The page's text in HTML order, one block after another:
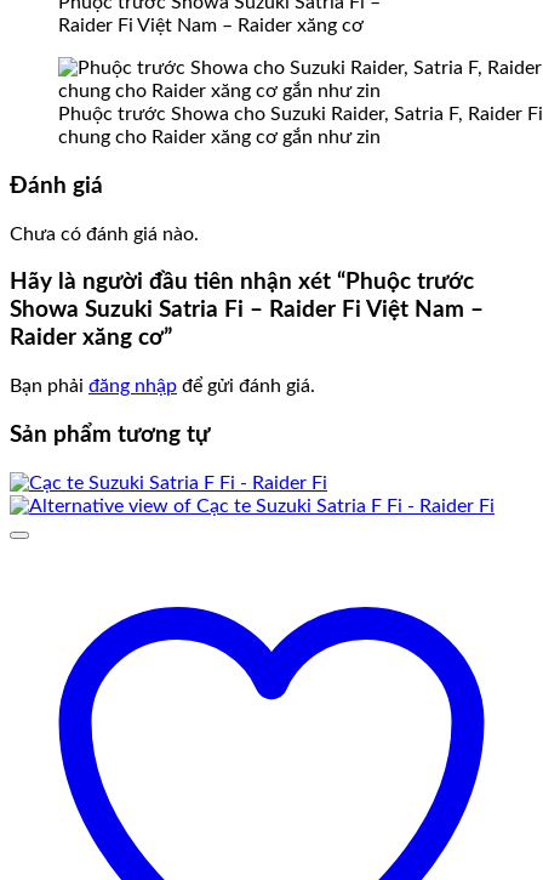
Raider Fi Việt Nam – Raider xăng cơ
Phuộc trước Showa cho Suzuki Raider, Satria F, Raider
chung cho Raider xăng cơ gắn như zin
Đánh giá
Chưa có đánh giá nào.
Hãy là người đầu tiên nhận xét “Phuộc trước
Showa Suzuki Satria Fi – Raider Fi Việt Nam –
Raider xăng cơ”
Bạn phải đăng nhập để gửi đánh giá.
Sản phẩm tương tự